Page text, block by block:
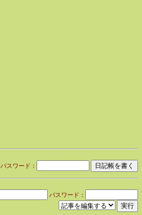
パスワード：
パスワード：